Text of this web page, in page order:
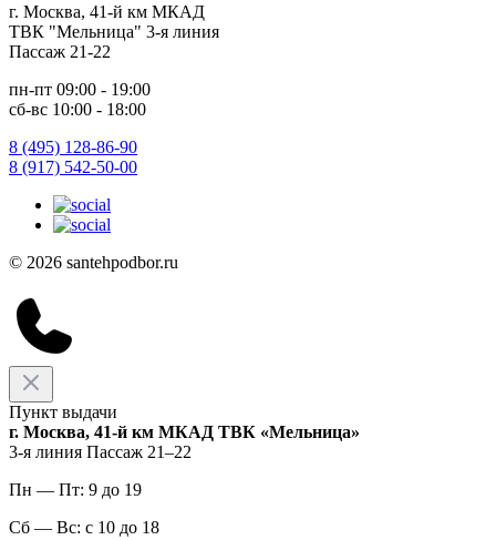
г. Москва, 41-й км МКАД
ТВК "Мельница" 3-я линия
Пассаж 21-22
пн-пт 09:00 - 19:00
сб-вс 10:00 - 18:00
8 (495) 128-86-90
8 (917) 542-50-00
© 2026 santehpodbor.ru
Пункт выдачи
г. Москва, 41-й км МКАД ТВК «Мельница»
3-я линия Пассаж 21–22
Пн — Пт: 9 до 19
Сб — Вс: с 10 до 18